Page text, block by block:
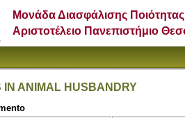
Μονάδα Διασφάλισης Ποιότητας
Αριστοτέλειο Πανεπιστήμιο
ANIMAL HUSBANDRY